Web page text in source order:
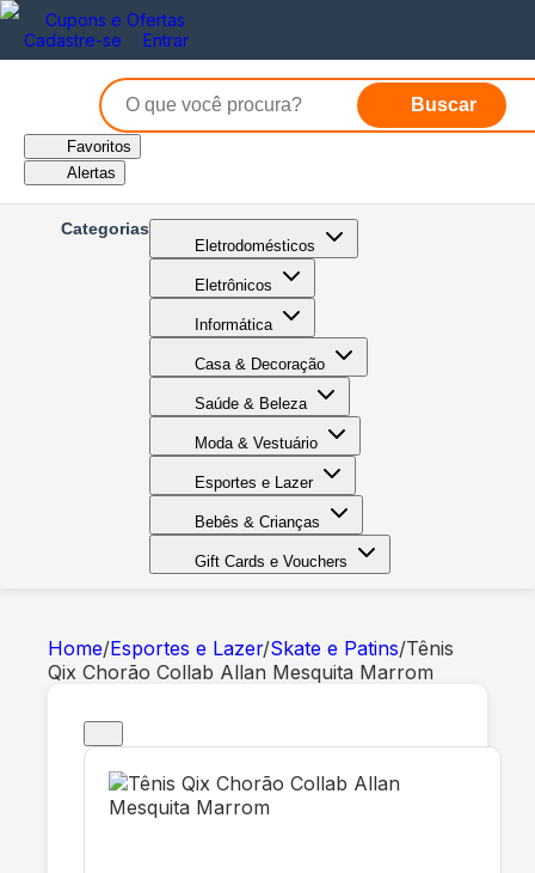
Cupons e Ofertas
Cadastre-se
Entrar
Buscar
Favoritos
Alertas
Categorias
Eletrodomésticos
Eletrônicos
Informática
Casa & Decoração
Saúde & Beleza
Moda & Vestuário
Esportes e Lazer
Bebês & Crianças
Gift Cards e Vouchers
Home/Esportes e Lazer/Skate e Patins/Tênis
Qix Chorão Collab Allan Mesquita Marrom